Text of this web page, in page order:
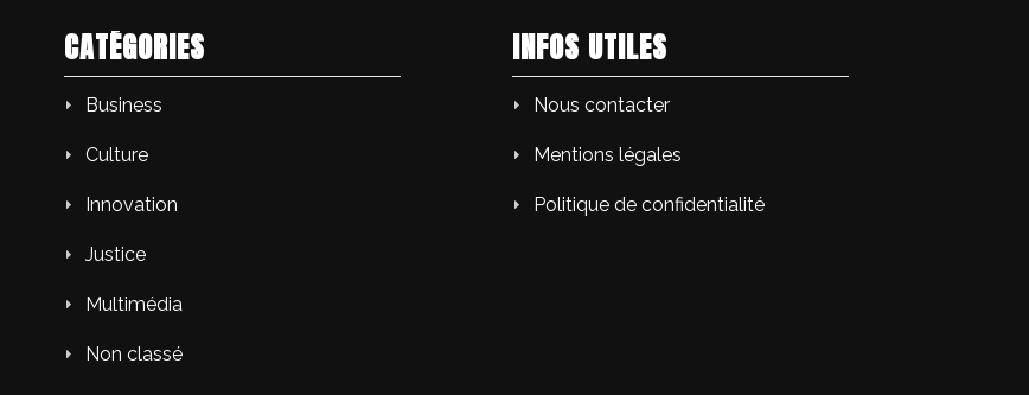
CATÉGORIES
Business
Culture
Innovation
Justice
Multimédia
Non classé
INFOS UTILES
Nous contacter
Mentions légales
Politique de confidentialité